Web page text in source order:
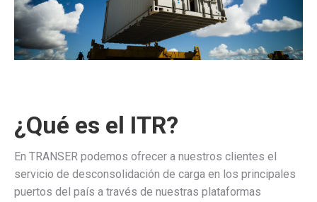
¿Qué es el ITR?
En TRANSER podemos ofrecer a nuestros clientes el
servicio de desconsolidación de carga en los principales
puertos del país a través de nuestras plataformas